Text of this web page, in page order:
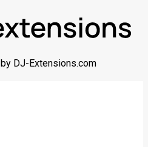
by DJ-Extensions.com